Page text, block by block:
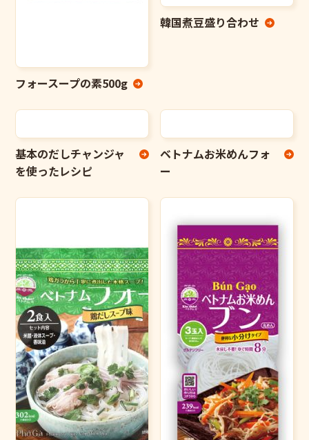
フォースープの素500g
韓国煮豆盛り合わせ
基本のだしチャンジャ
を使ったレシピ
ベトナムお米めんフォ
ー